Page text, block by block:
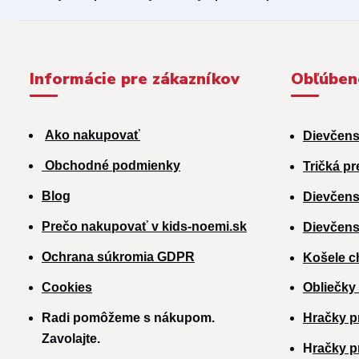
Informácie pre zákazníkov
Ako nakupovať
Obchodné podmienky
Blog
Prečo nakupovať v kids-noemi.sk
Ochrana súkromia GDPR
Cookies
Radi pomôžeme s nákupom.
Zavolajte.
Tričká
Košele
Hračky
H račky